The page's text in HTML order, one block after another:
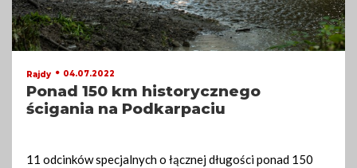
Rajdy 04.07.2022
Ponad 150 km historycznego
ścigania na Podkarpaciu
11 odcinków specjalnych o łącznej długości ponad 150